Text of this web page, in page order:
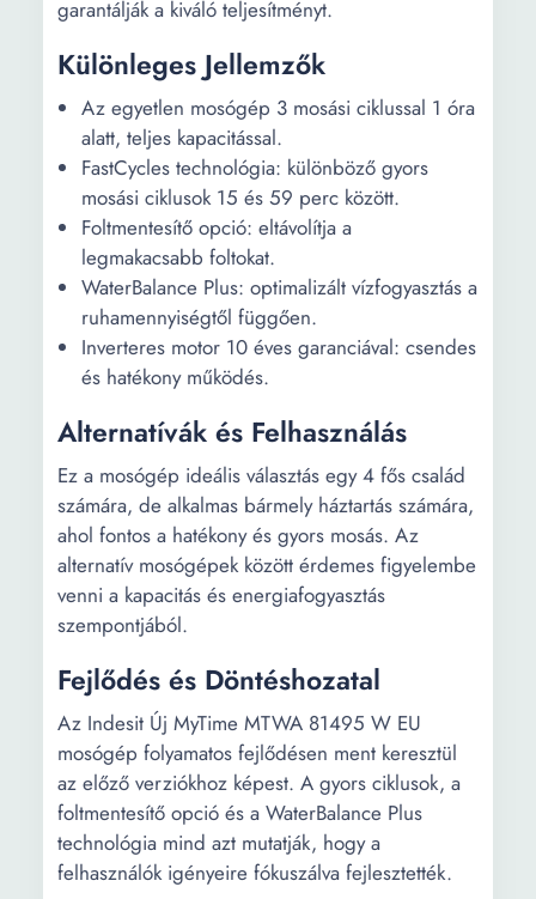
garantálják a kiváló teljesítményt.
Különleges Jellemzők
Az egyetlen mosógép 3 mosási ciklussal 1 óra
alatt, teljes kapacitással.
FastCycles technológia: különböző gyors
mosási ciklusok 15 és 59 perc között.
Foltmentesítő opció: eltávolítja a
legmakacsabb foltokat.
WaterBalance Plus: optimalizált vízfogyasztás a
ruhamennyiségtől függően.
Inverteres motor 10 éves garanciával: csendes
és hatékony működés.
Alternatívák és Felhasználás
Ez a mosógép ideális választás egy 4 fős család
számára, de alkalmas bármely háztartás számára,
ahol fontos a hatékony és gyors mosás. Az
alternatív mosógépek között érdemes figyelembe
venni a kapacitás és energiafogyasztás
szempontjából.
Fejlődés és Döntéshozatal
Az Indesit Új MyTime MTWA 81495 W EU
mosógép folyamatos fejlődésen ment keresztül
az előző verziókhoz képest. A gyors ciklusok, a
foltmentesítő opció és a WaterBalance Plus
technológia mind azt mutatják, hogy a
felhasználók igényeire fókuszálva fejlesztették.